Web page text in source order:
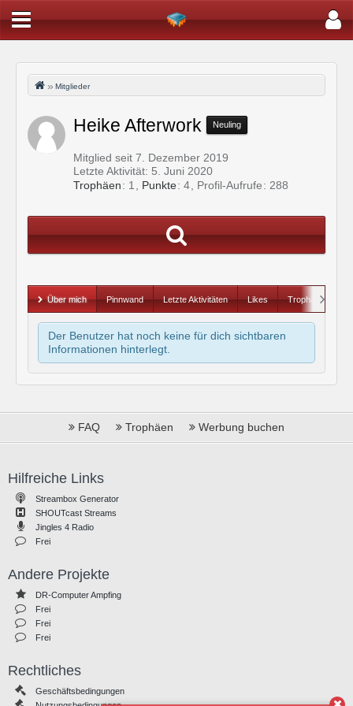
Mitglieder
Heike Afterwork Neuling
Mitglied seit 7. Dezember 2019
Letzte Aktivität: 5. Juni 2020
Trophäen
1 Punkte 4 Profil-Aufrufe 288
Über mich Pinnwand Letzte Aktivitäten Likes Trophäen
Der Benutzer hat noch keine für dich sichtbaren
Informationen hinterlegt.
FAQ Trophäen Werbung buchen
Hilfreiche Links
Streambox Generator
SHOUTcast Streams
Jingles 4 Radio
Frei
Andere Projekte
DR-Computer Ampfing
Frei
Frei
Frei
Rechtliches
Geschäftsbedingungen